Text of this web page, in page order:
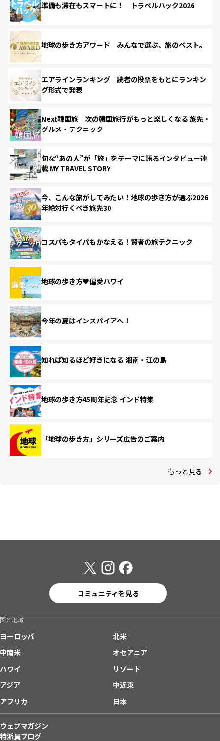
準備も滞在もスマートに！ トラベルハック2026
地球の歩き方アワード みんなで選ぶ、旅のベスト。
エアラインランキング 読者の投票をもとにランキン
グ形式で発表
Next韓国旅 次の韓国旅行がもっと楽しくなる 旅先・
グルメ・テクニック
旬な“あの人”が「旅」をテーマに語るインタビュー連
載 MY TRAVEL STORY
今、こんな旅がしてみたい！地球の歩き方が選ぶ2026
年絶対行くべき旅先30
コスパもタイパもかなえる！賢者の旅テクニック
地球の歩き方♥偏愛ハワイ
今年の夏はインスパイアへ！
知れば知るほど好きになる 湘南・江の島
地球の歩き方45周年記念 インド特集
「地球の歩き方」シリーズ広告のご案内
もっと見る
コミュニティを見る
国と地域
ヨーロッパ
北米
中南米
オセアニア
ハワイ
リゾート
アジア
中近東
アフリカ
日本
ウェブマガジン
特派員ブログ